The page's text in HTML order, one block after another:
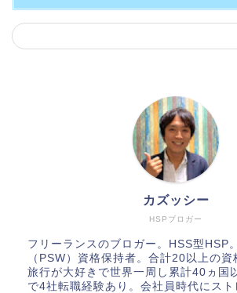
HSPブロガー
カズッシー
フリーランスのブロガー。HSS型HSP
（PSW）資格保持者。合計20以上の
旅行が大好きで世界一周し累計40ヵ国
で4社転職経験あり。会社員時代にス